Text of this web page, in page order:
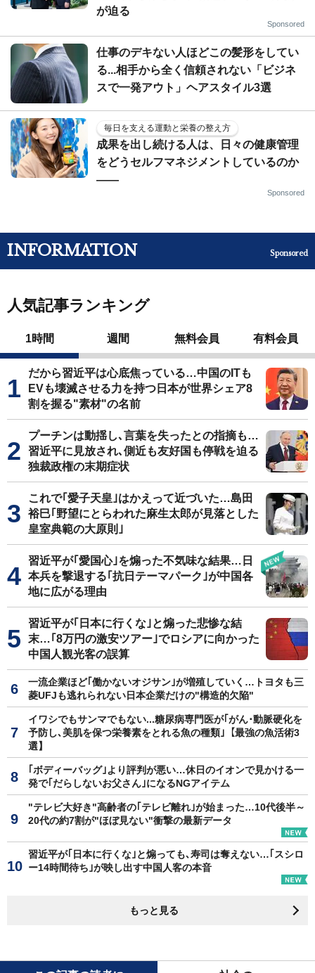
が迫る
Sponsored
仕事のデキない人ほどこの髪形をしてい
る...相手から全く信頼されない「ビジネ
スで一発アウト」ヘアスタイル3選
毎日を支える運動と栄養の整え方
成果を出し続ける人は、日々の健康管理
をどうセルフマネジメントしているのか
——
Sponsored
INFORMATION Sponsored
人気記事ランキング
1時間 週間 無料会員 有料会員
だから習近平は心底焦っている…中国のITも
EVも壊滅させる力を持つ日本が世界シェア8
割を握る"素材"の名前
プーチンは動揺し､言葉を失ったとの指摘も…
習近平に見放され､側近も友好国も停戦を迫る
独裁政権の末期症状
これで｢愛子天皇｣はかえって近づいた…島田
裕巳｢野望にとらわれた麻生太郎が見落とした
皇室典範の大原則｣
習近平が｢愛国心｣を煽った不気味な結果…日
本兵を撃退する｢抗日テーマパーク｣が中国各
地に広がる理由
習近平が｢日本に行くな｣と煽った悲惨な結
末…｢8万円の激安ツアー｣でロシアに向かった
中国人観光客の誤算
一流企業ほど｢働かないオジサン｣が増殖していく…トヨタも三
菱UFJも逃れられない日本企業だけの"構造的欠陥"
イワシでもサンマでもない...糖尿病専門医が｢がん･動脈硬化を
予防し､美肌を保つ栄養素をとれる魚の種類｣【最強の魚活術3
選】
｢ボディーバッグ｣より評判が悪い…休日のイオンで見かける一
発で｢だらしないお父さん｣になるNGアイテム
"テレビ大好き"高齢者の｢テレビ離れ｣が始まった…10代後半～
20代の約7割が"ほぼ見ない"衝撃の最新データ
習近平が｢日本に行くな｣と煽っても､寿司は奪えない…｢スシロ
ー14時間待ち｣が映し出す中国人客の本音
もっと見る